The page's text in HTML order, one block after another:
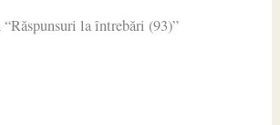
la întrebări (93)”